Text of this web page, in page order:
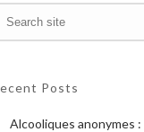
Posts
Alcooliques anonymes